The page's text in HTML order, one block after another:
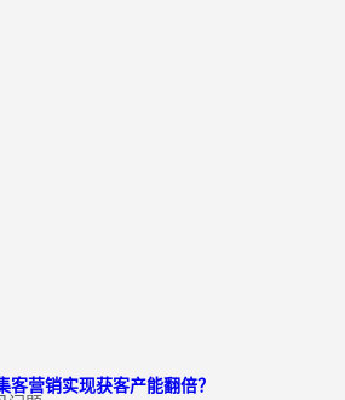
营销实现获客产能翻倍？